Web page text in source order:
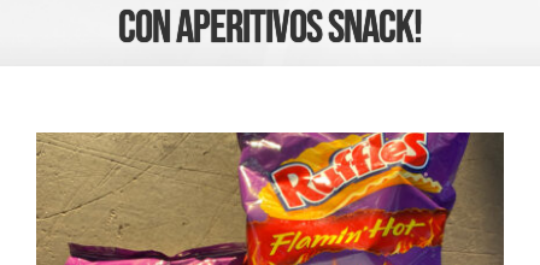
con Aperitivos Snack!
Ver
imagen
más
grande